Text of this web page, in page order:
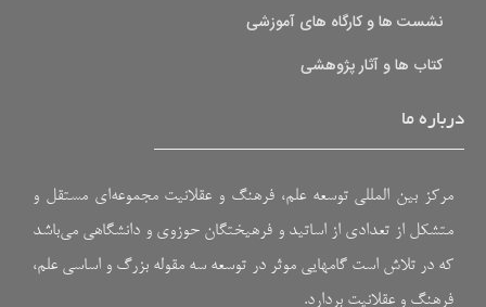
نشست ها و کارگاه های آموزشی
کتاب ها و آثار پژوهشی
درباره ما
مرکز بین المللی توسعه علم، فرهنگ و عقلانیت مجموعه‌ای مستقل و
متشکل از تعدادی از اساتید و فرهیختگان حوزوی و دانشگاهی می‌باشد
که در تلاش است گامهایی موثر در توسعه سه مقوله بزرگ و اساسی علم،
فرهنگ و عقلانیت بردارد.